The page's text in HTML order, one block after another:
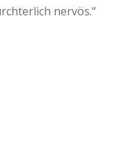
nervös.“